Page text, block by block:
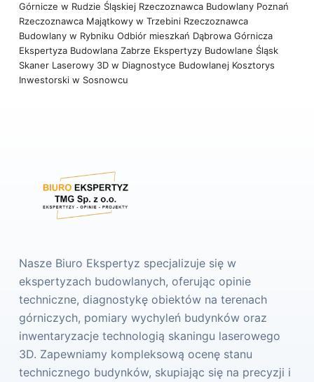
Górnicze w Rudzie Śląskiej Rzeczoznawca Budowlany Poznań
Rzeczoznawca Majątkowy w Trzebini Rzeczoznawca
Budowlany w Rybniku Odbiór mieszkań Dąbrowa Górnicza
Ekspertyza Budowlana Zabrze Ekspertyzy Budowlane Śląsk
Skaner Laserowy 3D w Diagnostyce Budowlanej Kosztorys
Inwestorski w Sosnowcu
Nasze Biuro Ekspertyz specjalizuje się w
ekspertyzach budowlanych, oferując opinie
techniczne, diagnostykę obiektów na terenach
górniczych, pomiary wychyleń budynków oraz
inwentaryzacje technologią skaningu laserowego
3D. Zapewniamy kompleksową ocenę stanu
technicznego budynków, skupiając się na precyzji i